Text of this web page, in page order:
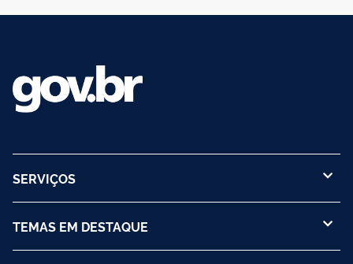
SERVIÇOS
TEMAS EM DESTAQUE